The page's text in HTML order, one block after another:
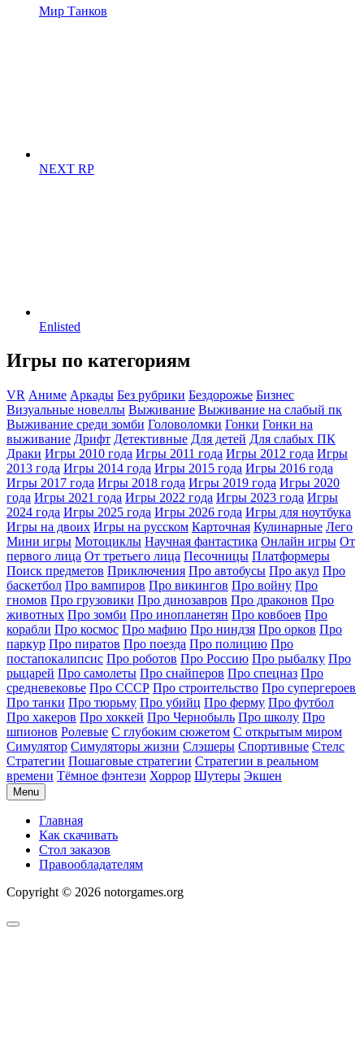
Мир Танков
NEXT RP
Enlisted
Игры по категориям
VR Аниме Аркады Без рубрики Бездорожье Бизнес
Визуальные новеллы Выживание Выживание на слабый пк
Выживание среди зомби Головоломки Гонки Гонки на
выживание Дрифт Детективные Для детей Для слабых ПК
Драки Игры 2010 года Игры 2011 года Игры 2012 года Игры
2013 года Игры 2014 года Игры 2015 года Игры 2016 года
Игры 2017 года Игры 2018 года Игры 2019 года Игры 2020
года Игры 2021 года Игры 2022 года Игры 2023 года Игры
2024 года Игры 2025 года Игры 2026 года Игры для ноутбука
Игры на двоих Игры на русском Карточная Кулинарные Лего
Мини игры Мотоциклы Научная фантастика Онлайн игры От
первого лица От третьего лица Песочницы Платформеры
Поиск предметов Приключения Про автобусы Про акул Про
баскетбол Про вампиров Про викингов Про войну Про
гномов Про грузовики Про динозавров Про драконов Про
животных Про зомби Про инопланетян Про ковбоев Про
корабли Про космос Про мафию Про ниндзя Про орков Про
паркур Про пиратов Про поезда Про полицию Про
постапокалипсис Про роботов Про Россию Про рыбалку Про
рыцарей Про самолеты Про снайперов Про спецназ Про
средневековье Про СССР Про строительство Про супергероев
Про танки Про тюрьму Про убийц Про ферму Про футбол
Про хакеров Про хоккей Про Чернобыль Про школу Про
шпионов Ролевые С глубоким сюжетом С открытым миром
Симулятор Симуляторы жизни Слэшеры Спортивные Стелс
Стратегии Пошаговые стратегии Стратегии в реальном
времени Тёмное фэнтези Хоррор Шутеры Экшен
Menu
Главная
Как скачивать
Стол заказов
Правообладателям
Copyright © 2026 notorgames.org
Scroll